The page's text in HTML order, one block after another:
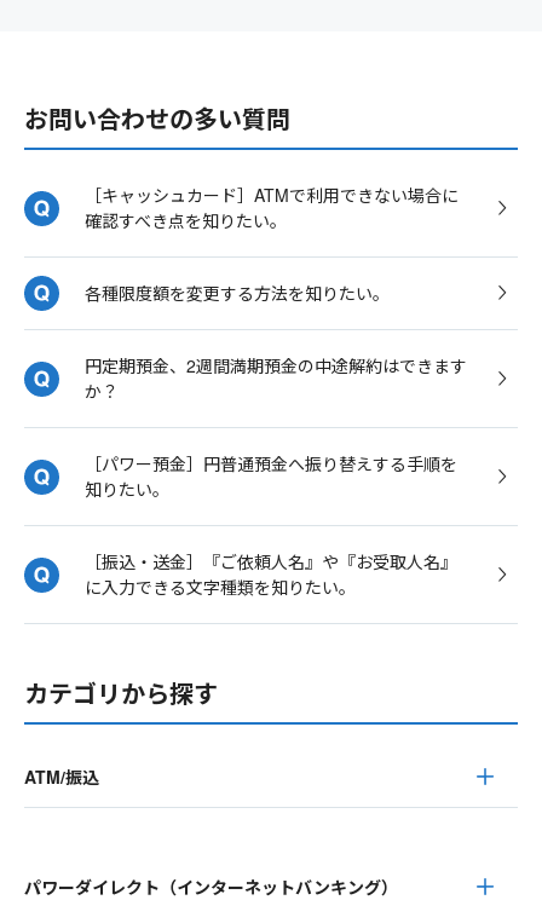
お問い合わせの多い質問
［キャッシュカード］ATMで利用できない場合に
確認すべき点を知りたい。
各種限度額を変更する方法を知りたい。
円定期預金、2週間満期預金の中途解約はできます
か？
［パワー預金］円普通預金へ振り替えする手順を
知りたい。
［振込・送金］『ご依頼人名』や『お受取人名』
に入力できる文字種類を知りたい。
カテゴリから探す
ATM/振込
パワーダイレクト（インターネットバンキング）